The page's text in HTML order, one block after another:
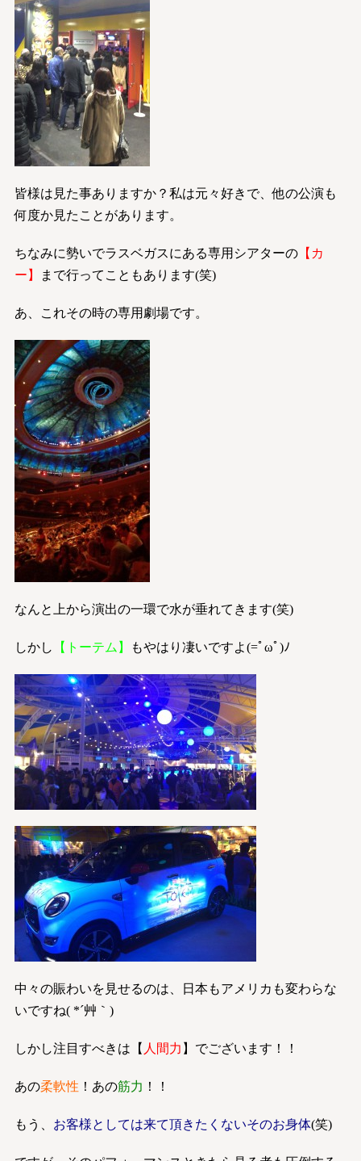
皆様は見た事ありますか？私は元々好きで、他の公演も
何度か見たことがあります。
ちなみに勢いでラスベガスにある専用シアターの【カ
ー】
まで行ってこともあります(笑)
あ、これその時の専用劇場です。
なんと上から演出の一環で水が垂れてきます(笑)
しかし 【トーテム】 もやはり凄いですよ(=ﾟωﾟ)ﾉ
中々の賑わいを見せるのは、日本もアメリカも変わらな
いですね( *´艸｀)
しかし注目すべきは【 人間力 】でございます！！
あの柔軟性 ！あの筋力 ！！
もう、 お客様としては来て頂きたくないそのお身体(笑)